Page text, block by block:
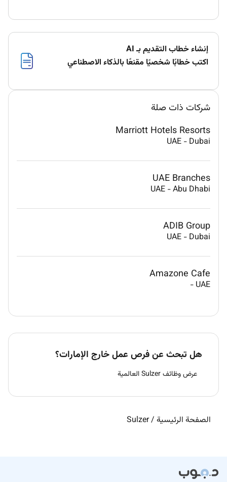
إنشاء خطاب التقديم بـ AI
اكتب خطابًا شخصيًا مقنعًا بالذكاء الاصطناعي
شركات ذات صلة
Marriott Hotels Resorts
UAE - Dubai
UAE Branches
UAE -Abu Dhabi
ADIB Group
UAE - Dubai
Amazone Cafe
UAE
-
هل تبحث عن فرص عمل خارج الإمارات؟
عرض وظائف Sulzer العالمية
الصفحة الرئيسية /
Sulzer